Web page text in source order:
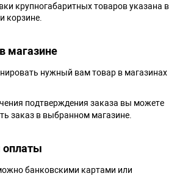
крупногабаритных товаров указана в
корзине.
магазине
нужный вам товар в магазинах
подтверждения заказа вы можете
заказ в выбранном магазине.
банковскими картами или